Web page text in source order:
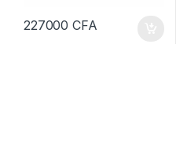
227000CFA